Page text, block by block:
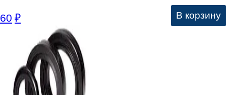
60 ₽ В корзину